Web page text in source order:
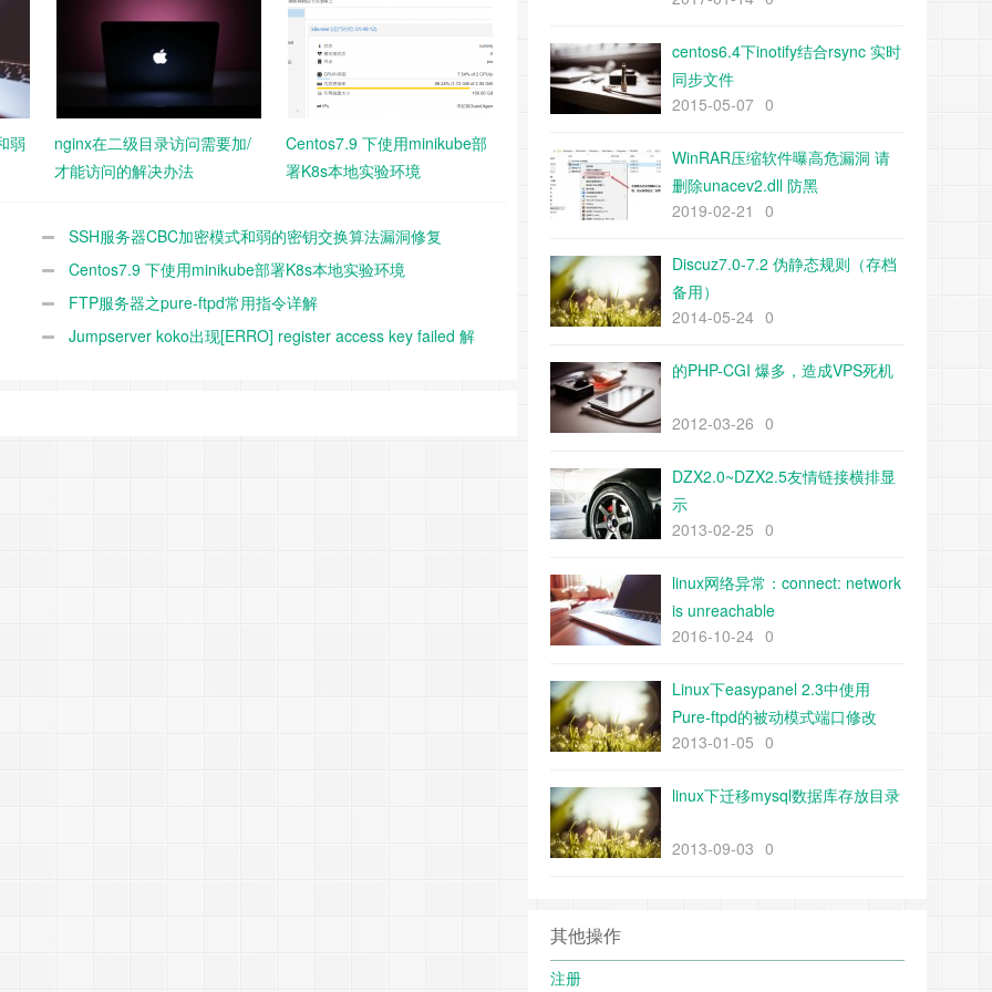
弱
nginx在二级目录访问需要加/
才能访问的解决办法
Centos7.9 下使用minikube部
署K8s本地实验环境
SSH服务器CBC加密模式和弱的密钥交换算法漏洞修复
Centos7.9 下使用minikube部署K8s本地实验环境
FTP服务器之pure-ftpd常用指令详解
Jumpserver koko出现[ERRO] register access key failed 解
centos6.4下inotify结合rsync 实时
同步文件
2015-05-07 0
WinRAR压缩软件曝高危漏洞 请
删除unacev2.dll 防黑
2019-02-21
0
Discuz7.0-7.2 伪静态规则（存档
备用）
2014-05-24 0
的PHP-CGI 爆多，造成VPS死机
2012-03-26 0
DZX2.0~DZX2.5友情链接横排显
示
2013-02-25 0
linux网络异常：connect: network
is unreachable
2016-10-24 0
Linux下easypanel 2.3中使用
Pure-ftpd的被动模式端口修改
2013-01-05 0
linux下迁移mysql数据库存放目录
2013-09-03 0
其他操作
注册